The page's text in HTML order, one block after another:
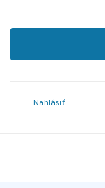
Nahlásiť